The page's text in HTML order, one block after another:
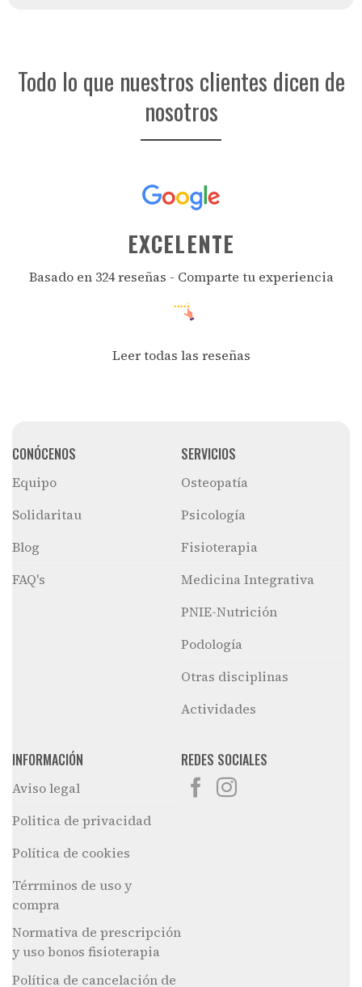
Todo lo que nuestros clientes dicen de
nosotros
EXCELENTE
Basado en 324 reseñas - Comparte tu experiencia
Leer todas las reseñas
CONÓCENOS
Equipo
Solidaritau
Blog
FAQ's
SERVICIOS
Osteopatía
Psicología
Fisioterapia
Medicina Integrativa
PNIE-Nutrición
Podología
Otras disciplinas
Actividades
INFORMACIÓN
Aviso legal
Politica de privacidad
Política de cookies
Térrminos de uso y
compra
Normativa de prescripción
y uso bonos fisioterapia
Política de cancelación de
REDES SOCIALES